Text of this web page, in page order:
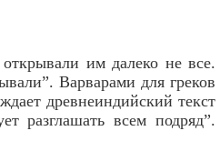
им далеко не все.
Варварами для греков
древнеиндийский текст
разглашать всем подряд”.